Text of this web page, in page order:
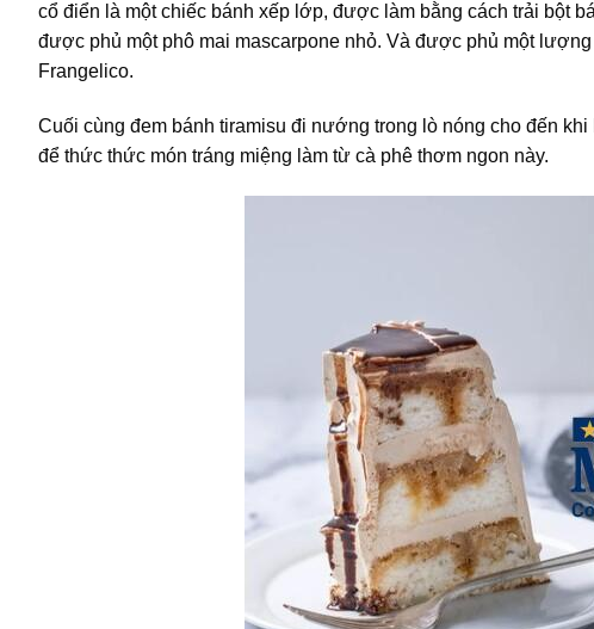
cổ điển là một chiếc bánh xếp lớp, được làm bằng cách trải bột
được phủ một phô mai mascarpone nhỏ. Và được phủ một
Frangelico.
Cuối cùng đem bánh tiramisu đi nướng trong lò nóng cho đến
để thức thức món tráng miệng làm từ cà phê thơm ngon này.